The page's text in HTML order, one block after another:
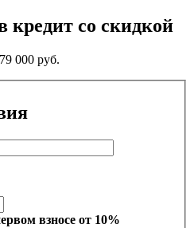
кредит со скидкой
000 руб.
взносе от 10%